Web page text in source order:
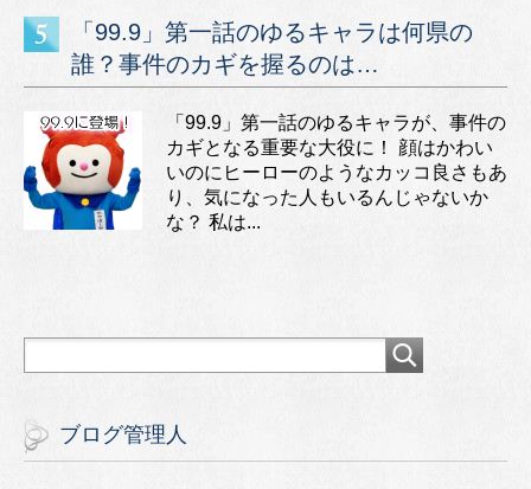
「99.9」第一話のゆるキャラは何県の
誰？事件のカギを握るのは…
「99.9」第一話のゆるキャラが、事件の
カギとなる重要な大役に！ 顔はかわい
いのにヒーローのようなカッコ良さもあ
り、気になった人もいるんじゃないか
な？ 私は...
ブログ管理人